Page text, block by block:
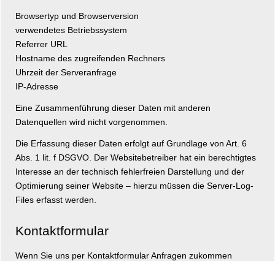
Browsertyp und Browserversion
verwendetes Betriebssystem
Referrer URL
Hostname des zugreifenden Rechners
Uhrzeit der Serveranfrage
IP-Adresse
Eine Zusammenführung dieser Daten mit anderen
Datenquellen wird nicht vorgenommen.
Die Erfassung dieser Daten erfolgt auf Grundlage von Art. 6
Abs. 1 lit. f DSGVO. Der Websitebetreiber hat ein berechtigtes
Interesse an der technisch fehlerfreien Darstellung und der
Optimierung seiner Website – hierzu müssen die Server-Log-
Files erfasst werden.
Kontaktformular
Wenn Sie uns per Kontaktformular Anfragen zukommen